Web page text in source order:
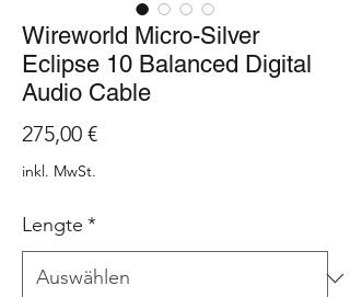
Wireworld Micro-Silver
Eclipse 10 Balanced Digital
Audio Cable
275,00 €Preis
inkl. MwSt.
Lengte *